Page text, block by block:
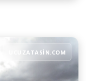
UCUZATASIN.COM